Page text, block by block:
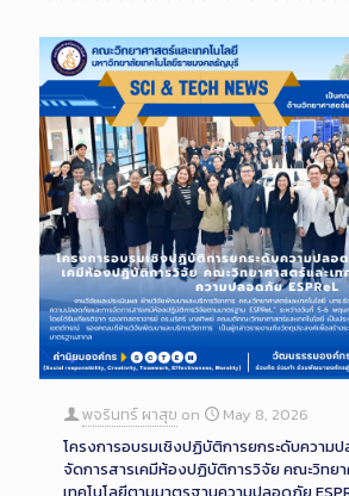
พจรินทร์ ผาสุข on
May 8, 2026
โครงการอบรมเชิงปฏิบัติการยกระดับความ
จัดการสารเคมีห้องปฏิบัติการวิจัย คณะวิทย
เทคโนโลยีตามมาตรฐานความปลอดภัย